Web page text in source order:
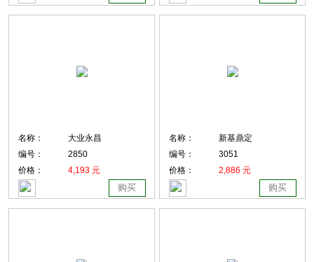
名称：
大业永昌
编号：
2850
价格：
4,193 元
购买
名称：
新基鼎定
编号：
3051
价格：
2,886 元
购买